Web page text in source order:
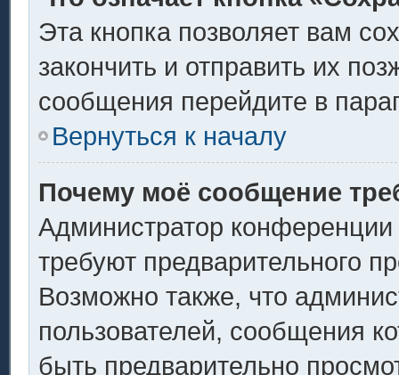
Эта кнопка позволяет вам
закончить и отправить их
сообщения перейдите в
Вернуться к началу
Почему моё сообщение
Администратор
требуют предварительного
Возможно также, что
пользователей, сообщения
быть предварительно